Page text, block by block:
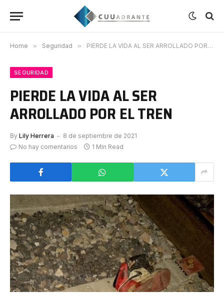
Home » Seguridad » PIERDE LA VIDA AL SER ARROLLADO POR EL TREN
SEGURIDAD
PIERDE LA VIDA AL SER
ARROLLADO POR EL TREN
By Lily Herrera
8 de septiembre de 2021
No hay comentarios
1 Min Read